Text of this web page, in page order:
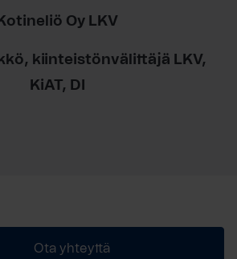
Kotineliö Oy LKV
kiinteistönvälittäjä LKV,
KiAT, DI
Ota yhteyttä